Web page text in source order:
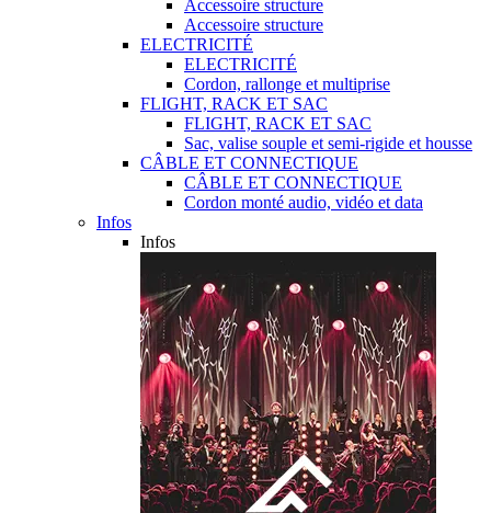
Accessoire structure
Accessoire structure
ELECTRICITÉ
ELECTRICITÉ
Cordon, rallonge et multiprise
FLIGHT, RACK ET SAC
FLIGHT, RACK ET SAC
Sac, valise souple et semi-rigide et housse
CÂBLE ET CONNECTIQUE
CÂBLE ET CONNECTIQUE
Cordon monté audio, vidéo et data
Infos
Infos